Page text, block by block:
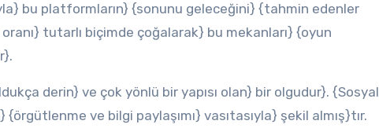
bu platformların} {sonunu geleceğini} {tahmin edenler
tutarlı biçimde çoğalarak} bu mekanları} {oyun
derin} ve çok yönlü bir yapısı olan} bir olgudur}. {Sosyal
ve bilgi paylaşımı} vasıtasıyla} şekil almış}tır.